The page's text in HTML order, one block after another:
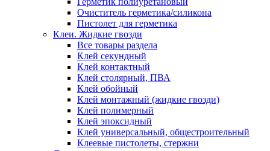
Очиститель герметика/силикона
Пистолет для герметика
Клеи. Жидкие гвозди
Все товары раздела
Клей секундный
Клей контактный
Клей столярный, ПВА
Клей обойный
Клей монтажный (жидкие гвозди)
Клей полимерный
Клей эпоксидный
Клей универсальный, общестроительный
Клеевые пистолеты, стержни